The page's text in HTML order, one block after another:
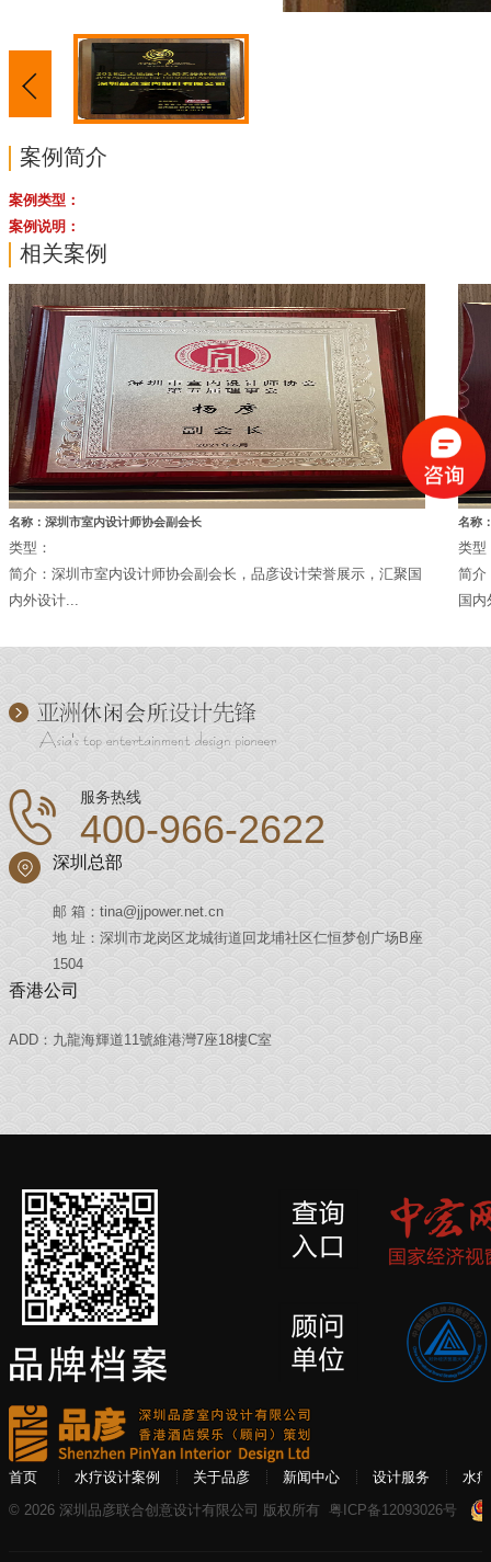
案例简介
案例类型：
案例说明：
相关案例
名称：深圳市室内设计师协会副会长
类型：
简介：深圳市室内设计师协会副会长，品彦设计荣誉展示，汇聚国
内外设计...
名称
类型
简介
国
服务热线
400-966-2622
深圳总部
邮 箱：tina@jjpower.net.cn
地 址：深圳市龙岗区龙城街道回龙埔社区仁恒梦创广场B座
1504
香港公司
ADD：九龍海輝道11號維港灣7座18樓C室
首页 水疗设计案例 关于品彦 新闻中心 设计服务
水
© 2026 深圳品彦联合创意设计有限公司 版权所有 粤ICP备12093026号